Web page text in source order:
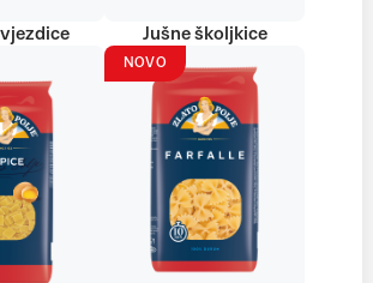
Jušne školjkice
NOVO